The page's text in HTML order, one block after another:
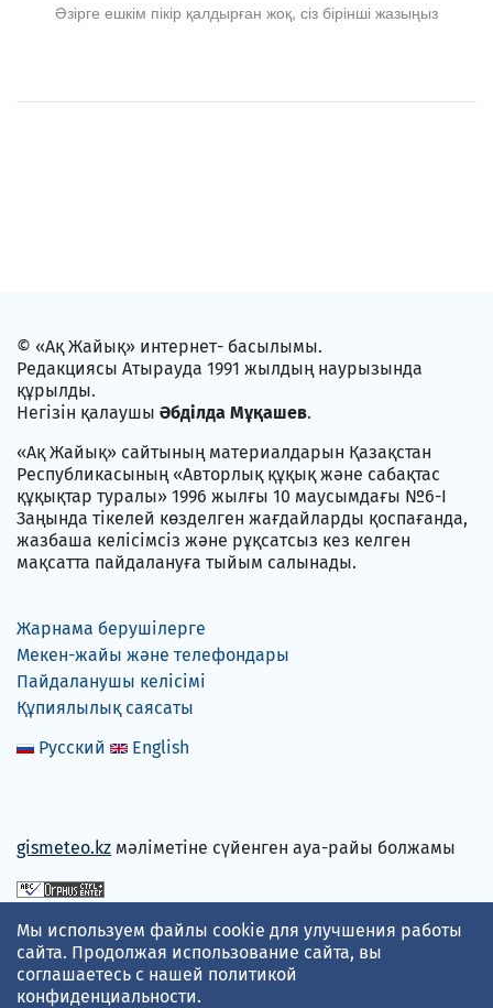
Әзірге ешкім пікір қалдырған жоқ, сіз бірінші жазыңыз
© «Ақ Жайық» интернет- басылымы.
Редакциясы Атырауда 1991 жылдың наурызында
құрылды.
Негізін қалаушы Әбділда Мұқашев.
«Ақ Жайық» сайтының материалдарын Қазақстан
Республикасының «Авторлық құқық және сабақтас
құқықтар туралы» 1996 жылғы 10 маусымдағы №6-I
Заңында тікелей көзделген жағдайларды қоспағанда,
жазбаша келісімсіз және рұқсатсыз кез келген
мақсатта пайдалануға тыйым салынады.
Жарнама берушілерге
Мекен-жайы және телефондары
Пайдаланушы келісімі
Құпиялылық саясаты
Русский
English
gismeteo.kz мәліметіне сүйенген ауа-райы болжамы
Төлем карталарын қабылдаймыз
Мы используем файлы cookie для улучшения работы
сайта. Продолжая использование сайта, вы
соглашаетесь с нашей политикой
конфиденциальности.